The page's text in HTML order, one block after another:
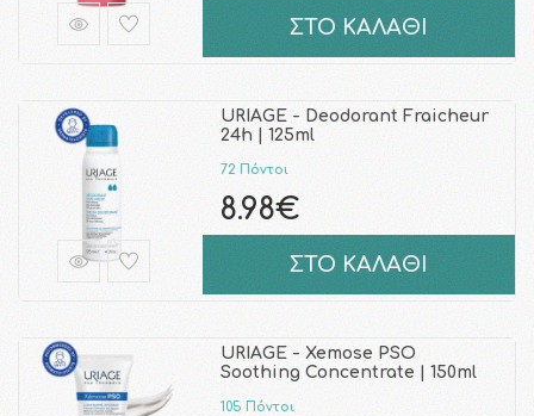
ΣΤΟ ΚΑΛΑΘΙ
URIAGE - Deodorant Fraicheur
24h | 125ml
72 Πόντοι
8.98€
ΣΤΟ ΚΑΛΑΘΙ
URIAGE - Xemose PSO
Soothing Concentrate | 150ml
105 Πόντοι